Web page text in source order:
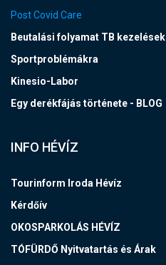
Post Covid Care
Beutalási folyamat TB kezelések
Sportproblémákra
Kinesio-Labor
Egy derékfájás története - BLOG
INFO HÉVÍZ
Tourinform Iroda Hévíz
Kérdőív
OKOSPARKOLÁS HÉVÍZ
TÓFÜRDŐ Nyitvatartás és Árak